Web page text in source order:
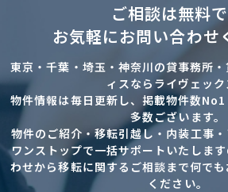
ご相談は無料
お気軽にお問い合わせ
東京・千葉・埼玉・神奈川の貸事務所
ィスならライヴェック
物件情報は毎日更新し、掲載物件数
多数ございます。
物件のご紹介・移転引越し・内装工事
ワンストップで一括サポートいたしま
わせから移転に関するご相談まで何で
ください。